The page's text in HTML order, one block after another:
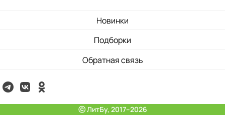
Новинки
Подборки
Обратная связь
ⓒ ЛитБу, 2017–2026